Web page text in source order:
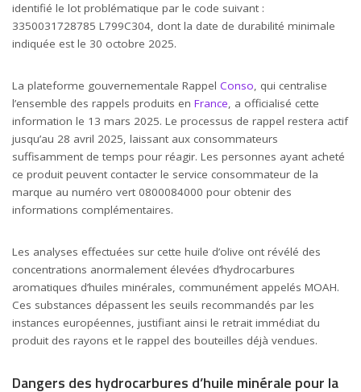
identifié le lot problématique par le code suivant :
3350031728785 L799C304, dont la date de durabilité minimale
indiquée est le 30 octobre 2025.
La plateforme gouvernementale Rappel Conso, qui centralise
l’ensemble des rappels produits en France, a officialisé cette
information le 13 mars 2025. Le processus de rappel restera actif
jusqu’au 28 avril 2025, laissant aux consommateurs
suffisamment de temps pour réagir. Les personnes ayant acheté
ce produit peuvent contacter le service consommateur de la
marque au numéro vert 0800084000 pour obtenir des
informations complémentaires.
Les analyses effectuées sur cette huile d’olive ont révélé des
concentrations anormalement élevées d’hydrocarbures
aromatiques d’huiles minérales, communément appelés MOAH.
Ces substances dépassent les seuils recommandés par les
instances européennes, justifiant ainsi le retrait immédiat du
produit des rayons et le rappel des bouteilles déjà vendues.
Dangers des hydrocarbures d’huile minérale pour la